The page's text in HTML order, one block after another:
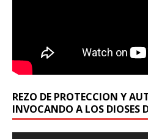
REZO DE PROTECCION Y
INVOCANDO A LOS DIOSES